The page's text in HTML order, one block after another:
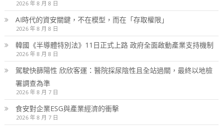
2026 年 8 月 8 日
AI時代的資安關鍵，不在模型，而在「存取權限」
2026 年 8 月 8 日
韓國《半導體特別法》11日正式上路 政府全面啟動產業支持機制
2026 年 8 月 8 日
駕駛快篩陽性 欣欣客運：醫院採尿陰性且全站過關，最終以地檢
署調查為準
2026 年 8 月 7 日
食安對企業ESG與產業經濟的衝擊
2026 年 8 月 7 日